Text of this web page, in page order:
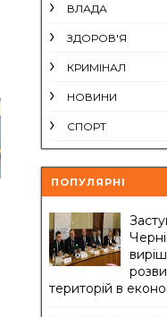
ВЛАДА
ЗДОРОВ'Я
КРИМІНАЛ
НОВИНИ
СПОРТ
ПОПУЛЯРНІ
територій в